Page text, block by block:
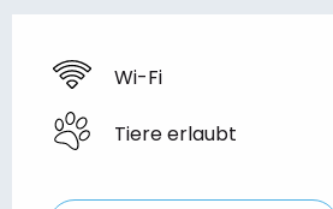
Wi-Fi
Tiere erlaubt